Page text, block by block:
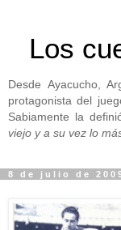
Los
Desde Ayacucho,
protagonista del
Sabiamente la
viejo y a su vez lo
8 de julio de